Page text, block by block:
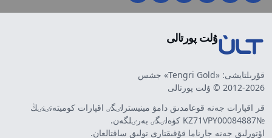
ۇلت پورتالى
قۇرىلتايشى: «Tengri Gold» جشس
2012-2026 © ۇلت پورتالى
قر اقپارات جەنە قوعامدىق دامۋ مينيسترلٸگٸ اقپارات كوميتەتٸنٸڭ
№KZ71VPY00084887 كۋەلٸگٸ بەرٸلگەن.
اۆتورلىق جەنە جارناما قۇقىقتارى تولىق ساقتالعان.